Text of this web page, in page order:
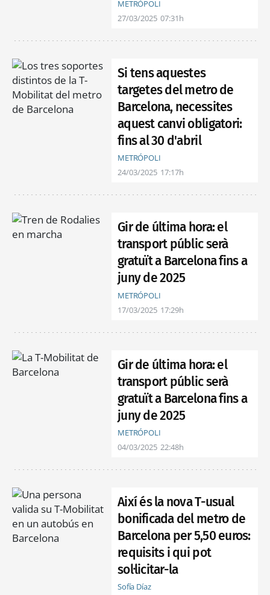
METRÓPOLI
27/03/2025 07:31h
Si tens aquestes
targetes del metro de
Barcelona, necessites
aquest canvi obligatori:
fins al 30 d'abril
METRÓPOLI
24/03/2025 17:17h
Gir de última hora: el
transport públic serà
gratuït a Barcelona fins a
juny de 2025
METRÓPOLI
17/03/2025 17:29h
Gir de última hora: el
transport públic serà
gratuït a Barcelona fins a
juny de 2025
METRÓPOLI
04/03/2025 22:48h
Així és la nova T-usual
bonificada del metro de
Barcelona per 5,50 euros:
requisits i qui pot
sol·licitar-la
Sofía Díaz